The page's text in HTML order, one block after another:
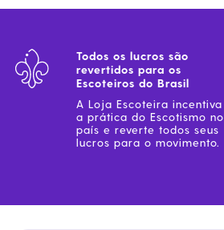
Todos os lucros são
revertidos para os
Escoteiros do Brasil
A Loja Escoteira incentiva
a prática do Escotismo no
país e reverte todos seus
lucros para o movimento.